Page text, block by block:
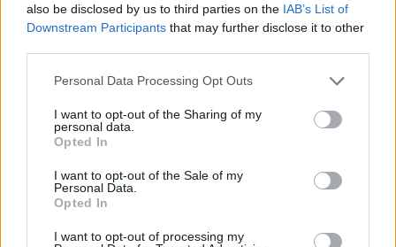
also be disclosed by us to third parties on the IAB’s List of
Downstream Participants that may further disclose it to other
Personal Data Processing Opt Outs
I want to opt-out of the Sharing of my
personal data.
Opted In
I want to opt-out of the Sale of my
Personal Data.
Opted In
I want to opt-out of processing my
'Hij is weer gewoon mijn vader': Shaqueel
openhartig over Robin van Persie
Lille geeft niet op na afwijzing: komt er nieuw
Been blikt terug op historische afstraffing: "Die
Calvin Stengs opnieuw vader: bijzonder nieuws in